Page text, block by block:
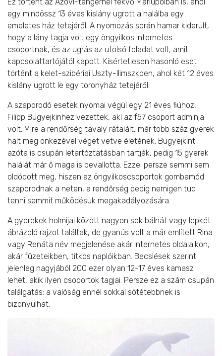
egy mindössz 13 éves kislány ugrott a halálba egy
emeletes ház tetejéről. A nyomozás során hamar kiderült,
hogy a lány tagja volt egy öngyilkos internetes
csoportnak, és az ugrás az utolsó feladat volt, amit
kapcsolattartójától kapott. Kísértetiesen hasonló eset
történt a kelet-szibériai Uszty-Ilimszkben, ahol két 12 éves
kislány ugrott le egy toronyház tetejéről.
A szaporodó esetek nyomai végül egy 21 éves fiúhoz,
Filipp Bugyejkinhez vezettek, aki az f57 csoport adminja
volt. Mire a rendőrség tavaly rátalált, már több száz gyerek
halt meg önkezével véget vetve életének. Bugyejkint
azóta is csupán letartóztatásban tartják, pedig 15 gyerek
halálát már ő maga is bevallotta. Ezzel persze semmi sem
oldódott meg, hiszen az öngyilkoscsoportok gombamód
szaporodnak a neten, a rendőrség pedig nemigen tud
tenni semmit működésük megakadályozására.
A gyerekek holmijai között nagyon sok bálnát vagy lepkét
ábrázoló rajzot találtak, de gyanús volt a már említett Rina
vagy Renáta név megjelenése akár internetes oldalaikon,
akár füzeteikben, titkos naplóikban. Becslések szerint
jelenleg nagyjából 200 ezer olyan 12-17 éves kamasz
lehet, akik ilyen csoportok tagjai. Persze ez a szám csupán
találgatás: a valóság ennél sokkal sötétebbnek is
bizonyulhat.